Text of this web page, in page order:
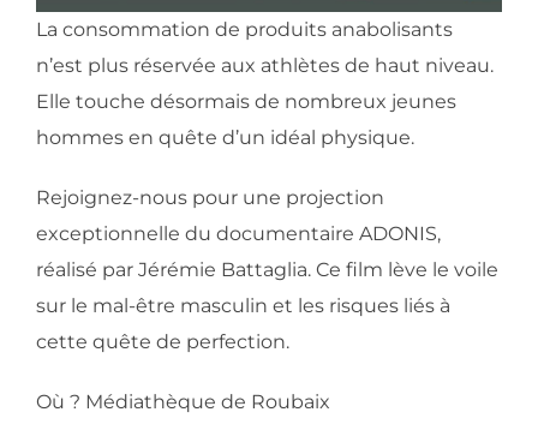
La consommation de produits anabolisants
n’est plus réservée aux athlètes de haut niveau.
Elle touche désormais de nombreux jeunes
hommes en quête d’un idéal physique.
Rejoignez-nous pour une projection
exceptionnelle du documentaire ADONIS,
réalisé par Jérémie Battaglia. Ce film lève le voile
sur le mal-être masculin et les risques liés à
cette quête de perfection.
Où ? Médiathèque de Roubaix